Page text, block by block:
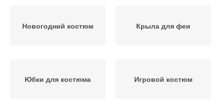
Новогодний костюм Крыла для феи
Юбки для костюма Игровой костюм